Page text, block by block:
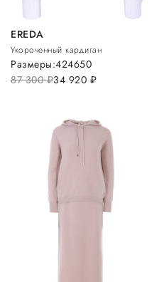
EREDA
Укороченный кардиган
87 300руб.34 920 руб.
Размеры:424650